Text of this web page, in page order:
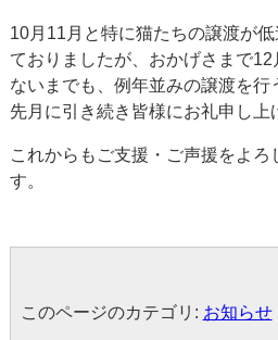
10月11月と特に猫たちの譲渡が
ておりましたが、おかげさまで12
ないまでも、例年並みの譲渡を行
先月に引き続き皆様にお礼申し上
これからもご支援・ご声援をよろ
す。
このページのカテゴリ: お知らせ